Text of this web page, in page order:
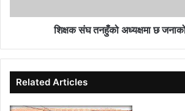
शिक्षक संघ तनहुँको अध्यक्षमा छ जनाको
Related Articles